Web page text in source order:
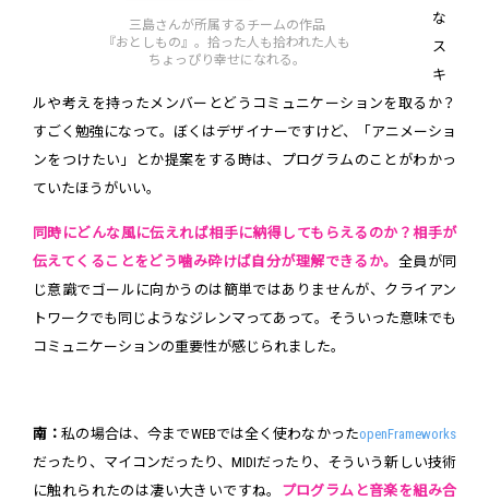
三島さんが所属するチームの作品
『おとしもの』。拾った人も拾われた人も
ちょっぴり幸せになれる。
な
ス
キ
ルや考えを持ったメンバーとどうコミュニケーションを取るか？
すごく勉強になって。ぼくはデザイナーですけど、「アニメーショ
ンをつけたい」とか提案をする時は、プログラムのことがわかっ
ていたほうがいい。
同時にどんな風に伝えれば相手に納得してもらえるのか？相手が
伝えてくることをどう噛み砕けば自分が理解できるか。 全員が同
じ意識でゴールに向かうのは簡単ではありませんが、クライアン
トワークでも同じようなジレンマってあって。そういった意味でも
コミュニケーションの重要性が感じられました。
南：私の場合は、今までWEBでは全く使わなかったopenFrameworks
だったり、マイコンだったり、MIDIだったり、そういう新しい技術
に触れられたのは凄い大きいですね。 プログラムと音楽を組み合